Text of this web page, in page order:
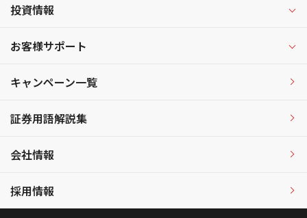
投資情報
お客様サポート
キャンペーン一覧
証券用語解説集
会社情報
採用情報